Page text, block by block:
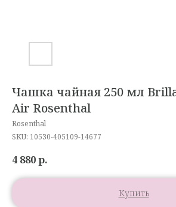
Чашка чайная 250 мл
Air Rosenthal
Rosenthal
SKU: 10530-405109-14677
4 880р.
Купить